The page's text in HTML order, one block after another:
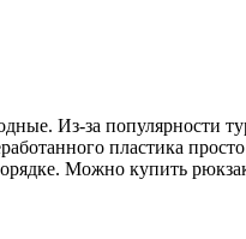
Из-за популярности
пластика
Можно купить